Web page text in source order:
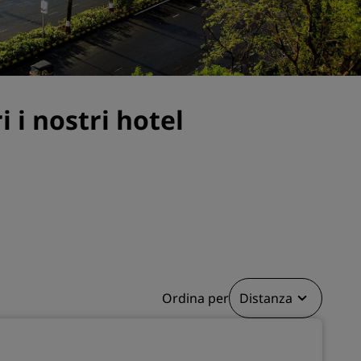
Rad Pets
Sedi per matrimoni
Soggiorni sostenibili
Viaggiatore d'affari
Come utilizzare punti
Come guadagnare punti
i nostri hotel
Ordina per Distanza